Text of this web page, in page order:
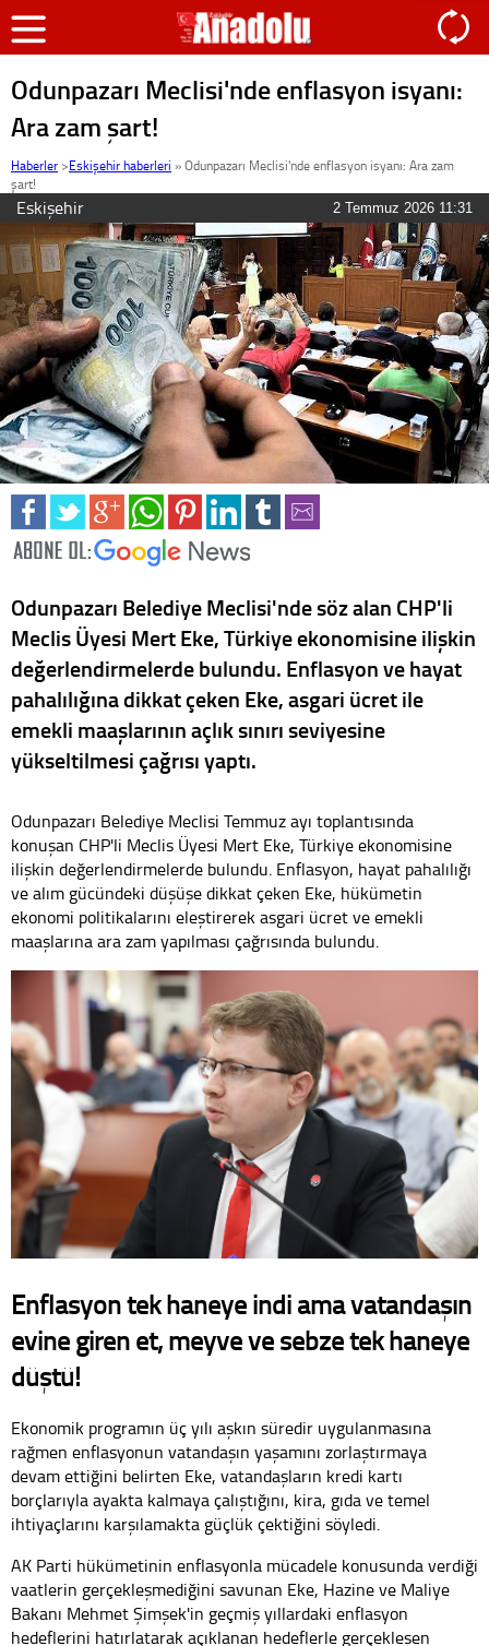
Odunpazarı Meclisi'nde enflasyon isyanı:
Ara zam şart!
Haberler >Eskişehir haberleri »Odunpazarı Meclisi'nde enflasyon isyanı: Ara zam
şart!
Eskişehir 2 Temmuz 2026 11:31
Odunpazarı Belediye Meclisi'nde söz alan CHP'li
Meclis Üyesi Mert Eke, Türkiye ekonomisine ilişkin
değerlendirmelerde bulundu. Enflasyon ve hayat
pahalılığına dikkat çeken Eke, asgari ücret ile
emekli maaşlarının açlık sınırı seviyesine
yükseltilmesi çağrısı yaptı.
Odunpazarı Belediye Meclisi Temmuz ayı toplantısında
konuşan CHP'li Meclis Üyesi Mert Eke, Türkiye ekonomisine
ilişkin değerlendirmelerde bulundu. Enflasyon, hayat pahalılığı
ve alım gücündeki düşüşe dikkat çeken Eke, hükümetin
ekonomi politikalarını eleştirerek asgari ücret ve emekli
maaşlarına ara zam yapılması çağrısında bulundu.
Enflasyon tek haneye indi ama vatandaşın
evine giren et, meyve ve sebze tek haneye
düştü!
Ekonomik programın üç yılı aşkın süredir uygulanmasına
rağmen enflasyonun vatandaşın yaşamını zorlaştırmaya
devam ettiğini belirten Eke, vatandaşların kredi kartı
borçlarıyla ayakta kalmaya çalıştığını, kira, gıda ve temel
ihtiyaçlarını karşılamakta güçlük çektiğini söyledi.
AK Parti hükümetinin enflasyonla mücadele konusunda verdiği
vaatlerin gerçekleşmediğini savunan Eke, Hazine ve Maliye
Bakanı Mehmet Şimşek'in geçmiş yıllardaki enflasyon
hedeflerini hatırlatarak açıklanan hedeflerle gerçekleşen